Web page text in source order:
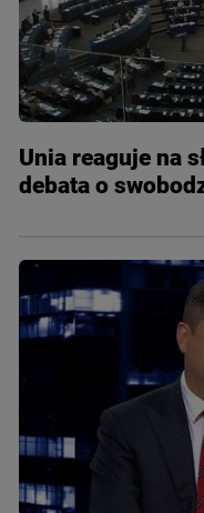
Unia reaguje na
debata o